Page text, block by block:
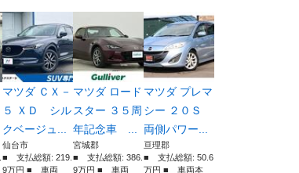
マツダ ＣＸ－
５ ＸＤ シル
クベージュ...
仙台市
■ 支払総額: 219.
9万円 ■ 車両
マツダ ロード
スター ３５周
年記念車 ...
宮城郡
■ 支払総額: 386.
9万円 ■ 車両
マツダ プレマ
シー ２０Ｓ
両側パワー...
亘理郡
■ 支払総額: 50.6
万円 ■ 車両本